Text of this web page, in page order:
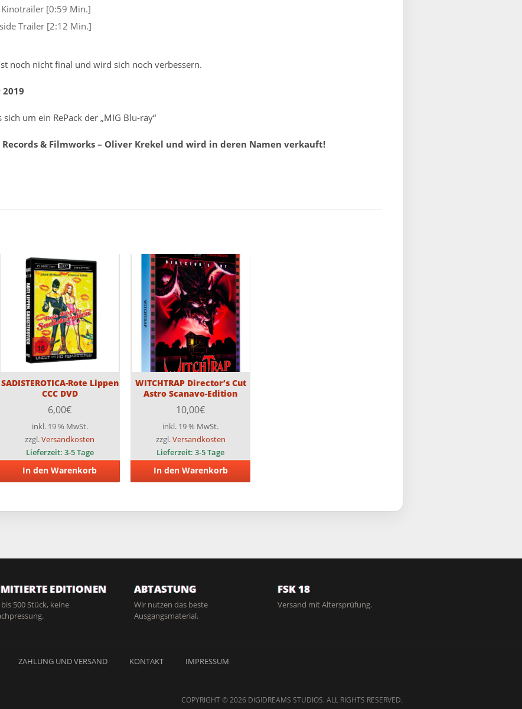
Kinotrailer [0:59 Min.]
Trailer [2:12 Min.]
noch nicht final und wird sich noch verbessern.
um ein RePack der „MIG Blu-ray“
& Filmworks – Oliver Krekel und wird in deren Namen verkauft!
SADISTEROTICA-Rote Lippen
CCC DVD
6,00€
inkl. 19 % MwSt.
zzgl.Versandkosten
Lieferzeit: 3-5 Tage
In den Warenkorb
WITCHTRAP Director’s Cut
Astro Scanavo-Edition
10,00€
inkl. 19 % MwSt.
zzgl.Versandkosten
Lieferzeit:3-5 Tage
In den Warenkorb
EDITIONEN
500 Stück, keine
ABTASTUNG
Wir nutzen das beste
Ausgangsmaterial.
FSK 18
Versand mit Altersprüfung.
ZAHLUNG UND VERSAND KONTAKT IMPRESSUM
COPYRIGHT © 2026 DIGIDREAMS STUDIOS. ALL RIGHTS RESERVED.